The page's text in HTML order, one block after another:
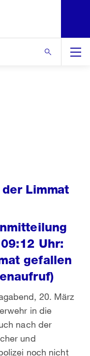
Limmat
Uhr:
gefallen
20. März
in die
nach der
und
noch nicht